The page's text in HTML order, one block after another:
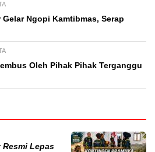
Ngopi Kamtibmas, Serap
Oleh Pihak Pihak Terganggu
Resmi Lepas